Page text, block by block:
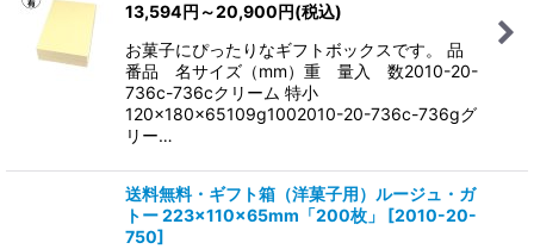
13,594 円 ～20,900 円(税込)
お菓子にぴったりなギフトボックスです。 品
番品 名サイズ（mm）重 量入 数2010-20-
736c-736cクリーム 特小
120×180×65109g1002010-20-736c-736gグ
リー…
送料無料・ギフト箱（洋菓子用）ルージュ・ガ
トー 223×110×65mm「200枚」
[2010-20-
750]